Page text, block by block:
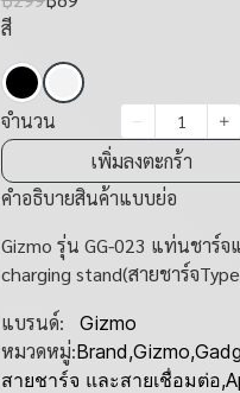
สี
จำนวน
เพิ่มลงตะกร้า
คำอธิบายสินค้าแบบย่อ
Gizmo รุ่น GG-023 แท่นชาร์
charging stand(สายชาร์จ
แบรนด์:
Gizmo
หมวดหมู่:Brand,Gizmo,
สายชาร์จ และสายเชื่อมต่อ,